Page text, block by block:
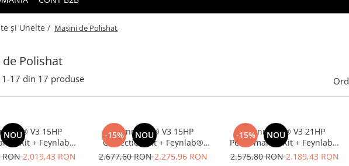
şi Unelte / Maşini de Polishat
Polishat
1-17 din 17 produse
NOU V3 15HP
Kit + Feynlab®
Cut 500ml
RON2.019,43 RON
-15% NOU
Feynmach® V3 15HP
Correction Kit + Feynlab®
Compounds 3x 500ml
2.677,60 RON2.275,96 RON
-15% NOU
Feynmach® V3 21HP
Performance Kit + Feynlab®
A50 Heavy Cut 500ml
2.575,80 RON2.189,43 RON